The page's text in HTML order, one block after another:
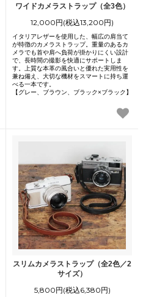
ワイドカメラストラップ（全3色）
12,000円(税込13,200円)
イタリアレザーを使用した、幅広の肩当て
が特徴のカメラストラップ。重量のあるカ
メラでも首や肩へ負荷が掛かりにくい設計
で、長時間の撮影を快適にサポートしま
す。上質な本革の風合いと優れた実用性を
兼ね備え、大切な機材をスマートに持ち運
べる一本です。
【グレー、ブラウン、ブラック×ブラック】
スリムカメラストラップ（全2色／2
サイズ）
5,800円(税込6,380円)